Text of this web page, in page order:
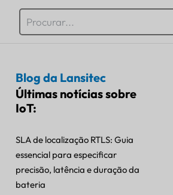
Blog da Lansitec
Últimas notícias sobre
IoT:
SLA de localização RTLS: Guia
essencial para especificar
precisão, latência e duração da
bateria